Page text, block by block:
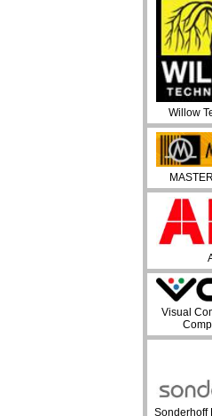
Willow
Visual
Sonderhoff